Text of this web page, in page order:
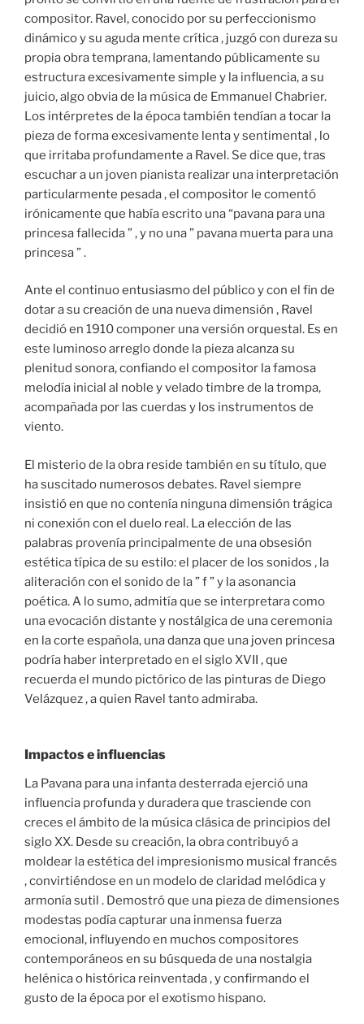
compositor. Ravel, conocido por su perfeccionismo
dinámico y su aguda mente crítica , juzgó con dureza su
propia obra temprana, lamentando públicamente su
estructura excesivamente simple y la influencia, a su
juicio, algo obvia de la música de Emmanuel Chabrier.
Los intérpretes de la época también tendían a tocar la
pieza de forma excesivamente lenta y sentimental , lo
que irritaba profundamente a Ravel. Se dice que, tras
escuchar a un joven pianista realizar una interpretación
particularmente pesada , el compositor le comentó
irónicamente que había escrito una “pavana para una
princesa fallecida ” , y no una ” pavana muerta para una
princesa ” .
Ante el continuo entusiasmo del público y con el fin de
dotar a su creación de una nueva dimensión , Ravel
decidió en 1910 componer una versión orquestal. Es en
este luminoso arreglo donde la pieza alcanza su
plenitud sonora, confiando el compositor la famosa
melodía inicial al noble y velado timbre de la trompa,
acompañada por las cuerdas y los instrumentos de
viento.
El misterio de la obra reside también en su título, que
ha suscitado numerosos debates. Ravel siempre
insistió en que no contenía ninguna dimensión trágica
ni conexión con el duelo real. La elección de las
palabras provenía principalmente de una obsesión
estética típica de su estilo: el placer de los sonidos , la
aliteración con el sonido de la ” f ” y la asonancia
poética. A lo sumo, admitía que se interpretara como
una evocación distante y nostálgica de una ceremonia
en la corte española, una danza que una joven princesa
podría haber interpretado en el siglo XVII , que
recuerda el mundo pictórico de las pinturas de Diego
Velázquez , a quien Ravel tanto admiraba.
Impactos e influencias
La Pavana para una infanta desterrada ejerció una
influencia profunda y duradera que trasciende con
creces el ámbito de la música clásica de principios del
siglo XX. Desde su creación, la obra contribuyó a
moldear la estética del impresionismo musical francés
, convirtiéndose en un modelo de claridad melódica y
armonía sutil . Demostró que una pieza de dimensiones
modestas podía capturar una inmensa fuerza
emocional, influyendo en muchos compositores
contemporáneos en su búsqueda de una nostalgia
helénica o histórica reinventada , y confirmando el
gusto de la época por el exotismo hispano.